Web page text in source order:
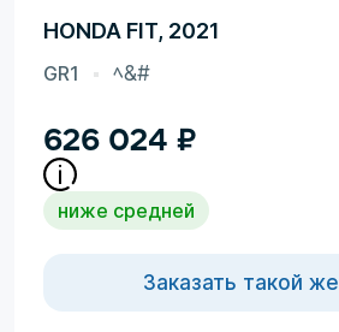
HONDA FIT, 2021
GR1 ﾍ&#
626 024 ₽
ниже средней
Заказать такой же